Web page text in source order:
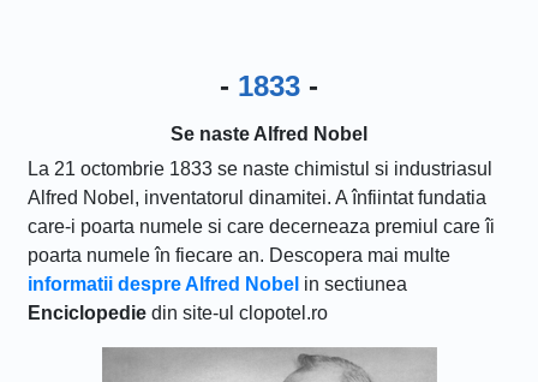
- 1833 -
Se naste Alfred Nobel
La 21 octombrie 1833 se naste chimistul si industriasul
Alfred Nobel, inventatorul dinamitei. A înfiintat fundatia
care-i poarta numele si care decerneaza premiul care îi
poarta numele în fiecare an. Descopera mai multe
informatii despre Alfred Nobel in sectiunea
Enciclopedie din site-ul clopotel.ro